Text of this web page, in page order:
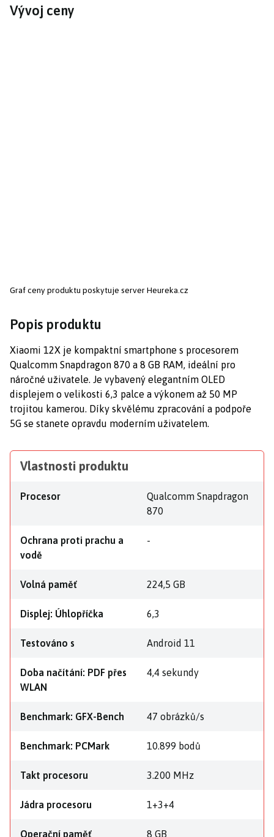
Vývoj ceny
Graf ceny produktu poskytuje server Heureka.cz
Popis produktu
Xiaomi 12X je kompaktní smartphone s procesorem
Qualcomm Snapdragon 870 a 8 GB RAM, ideální pro
náročné uživatele. Je vybavený elegantním OLED
displejem o velikosti 6,3 palce a výkonem až 50 MP
trojitou kamerou. Díky skvělému zpracování a podpoře
5G se stanete opravdu moderním uživatelem.
Vlastnosti produktu
Procesor
Qualcomm Snapdragon
870
Ochrana proti prachu a
vodě
-
Volná paměť 224,5 GB
Displej: Úhlopříčka 6,3
Testováno s Android 11
Doba načítání: PDF přes
WLAN
4,4 sekundy
Benchmark: GFX-Bench 47 obrázků/s
Benchmark: PCMark 10.899 bodů
Takt procesoru 3.200 MHz
Jádra procesoru 1+3+4
Operační paměť 8 GB